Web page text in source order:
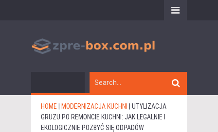
HOME MODERNIZACJA KUCHNI
UTYLIZACJA
GRUZU PO REMONCIE KUCHNI: JAK LEGALNIE I
EKOLOGICZNIE POZBYĆ SIĘ ODPADÓW